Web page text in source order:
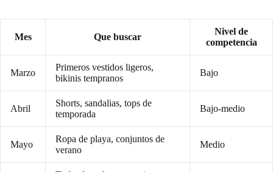
Mes Que buscar
Nivel de
competencia
Marzo
Primeros vestidos ligeros,
bikinis tempranos
Bajo
Abril
Shorts, sandalias, tops de
temporada
Bajo-medio
Mayo
Ropa de playa, conjuntos de
verano
Medio